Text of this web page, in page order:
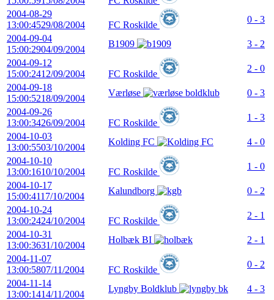
2004-08-29
13:00:4529/08/2004 FC Roskilde
0 - 3
2004-09-04
15:00:2904/09/2004
B1909
3 - 2
2004-09-12
15:00:2412/09/2004 FC Roskilde
2 - 0
2004-09-18
15:00:5218/09/2004
Værløse
0 - 3
2004-09-26
13:00:3426/09/2004 FC Roskilde
1 - 3
2004-10-03
13:00:5503/10/2004
Kolding FC
4 - 0
2004-10-10
13:00:1610/10/2004 FC Roskilde
1 - 0
2004-10-17
15:00:4117/10/2004
Kalundborg
0 - 2
2004-10-24
13:00:2424/10/2004 FC Roskilde
2 - 1
2004-10-31
13:00:3631/10/2004
Holbæk BI
2 - 1
2004-11-07
13:00:5807/11/2004 FC Roskilde
0 - 2
2004-11-14
13:00:1414/11/2004
Lyngby Boldklub
4 - 3